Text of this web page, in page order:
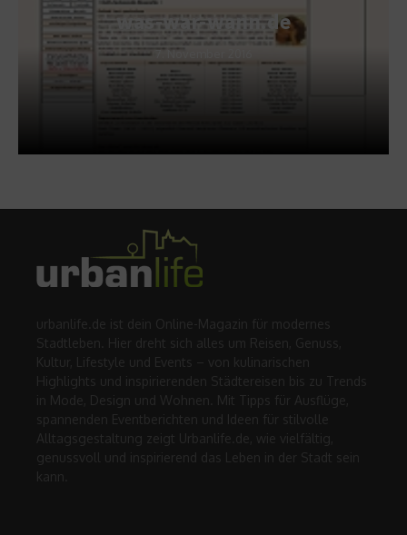
was-war-wann.de
7. November 2016
urbanlife.de ist dein Online-Magazin für modernes
Stadtleben. Hier dreht sich alles um Reisen, Genuss,
Kultur, Lifestyle und Events – von kulinarischen
Highlights und inspirierenden Städtereisen bis zu Trends
in Mode, Design und Wohnen. Mit Tipps für Ausflüge,
spannenden Eventberichten und Ideen für stilvolle
Alltagsgestaltung zeigt Urbanlife.de, wie vielfältig,
genussvoll und inspirierend das Leben in der Stadt sein
kann.